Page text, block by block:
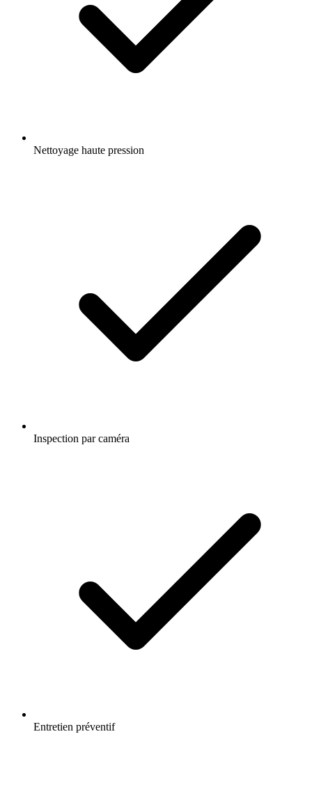
Nettoyage haute pression
Inspection par caméra
Entretien préventif